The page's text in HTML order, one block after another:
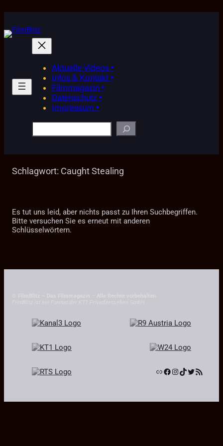
springen
Aktuelle Videos •
Infos & Kontakt •
Filmmagazin •
Datenschutz •
Impressum •
Suchen
Schlagwort: Caught Stealing
Es tut uns leid, aber nichts passt zu Ihren Suchbegriffen.
Bitte versuchen Sie es erneut mit anderen
Schlüsselwörtern.
LinkFacebook
Instagram
TikTok
Twitter
RSS-Feed